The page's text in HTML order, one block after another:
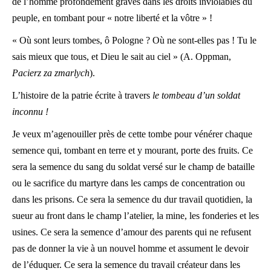
peuple, en tombant pour « notre liberté et la vôtre » !
« Où sont leurs tombes, ô Pologne ? Où ne sont-elles pas ! Tu le
sais mieux que tous, et Dieu le sait au ciel » (A. Oppman,
Pacierz za zmarlych).
L’histoire de la patrie écrite à travers le tombeau d’un soldat
inconnu !
Je veux m’agenouiller près de cette tombe pour vénérer chaque
semence qui, tombant en terre et y mourant, porte des fruits. Ce
sera la semence du sang du soldat versé sur le champ de bataille
ou le sacrifice du martyre dans les camps de concentration ou
dans les prisons. Ce sera la semence du dur travail quotidien, la
sueur au front dans le champ l’atelier, la mine, les fonderies et les
usines. Ce sera la semence d’amour des parents qui ne refusent
pas de donner la vie à un nouvel homme et assument le devoir
de l’éduquer. Ce sera la semence du travail créateur dans les